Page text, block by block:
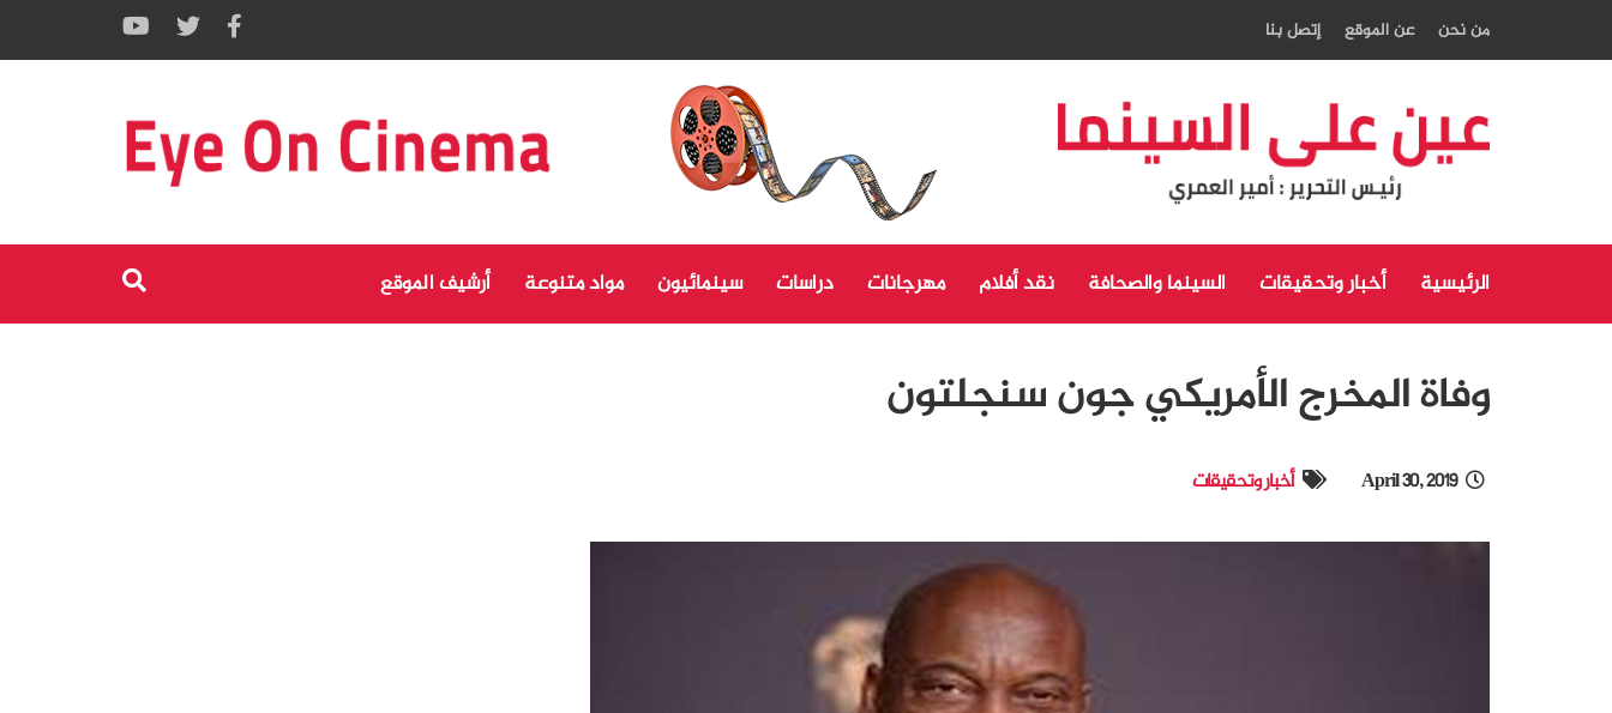
من نحن عن الموقع إتصل بنا
الرئيسية أخبار وتحقيقات السينما والصحافة نقد أفلام مهرجانات دراسات سينمائيون مواد متنوعة أرشيف الموقع
وفاة المخرج الأمريكي جون سنجلتون
April 30, 2019 أخبار وتحقيقات